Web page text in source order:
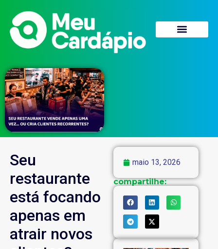
Seu
restaurante
está focando
apenas em
atrair novos
maio 13, 2026
compartilhe: